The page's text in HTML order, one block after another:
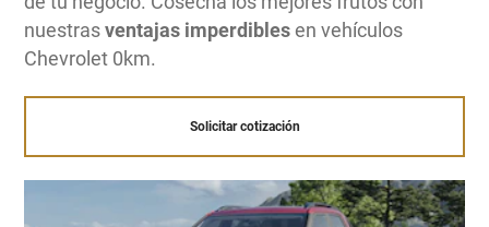
nuestrasventajas imperdiblesen vehículos
Chevrolet 0km.
Solicitar cotización